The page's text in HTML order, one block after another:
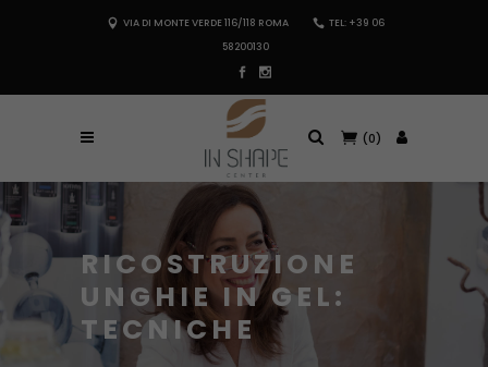
VIA DI MONTE VERDE 116/118 ROMA
TEL: +39 06
58200130
(0)
RICOSTRUZIONE
UNGHIE IN GEL:
TECNICHE